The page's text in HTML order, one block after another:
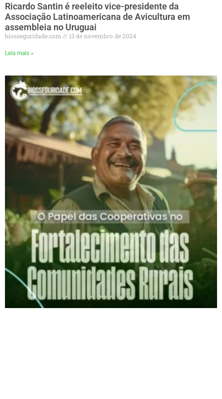
Ricardo Santin é reeleito vice-presidente da
Associação Latinoamericana de Avicultura em
assembleia no Uruguai
biosseguridade.com 13 de novembro de 2024
Leia mais »